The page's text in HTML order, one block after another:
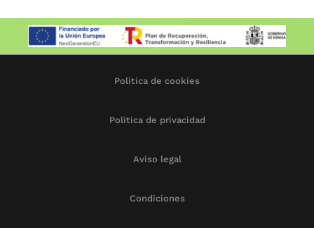
Política de cookies
Politica de privacidad
Aviso legal
Condiciones